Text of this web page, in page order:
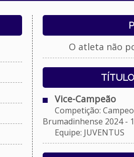
O atleta não
Vice-Campeão
Competição:
Brumadinhense 2024 -
Equipe: JUVENTUS